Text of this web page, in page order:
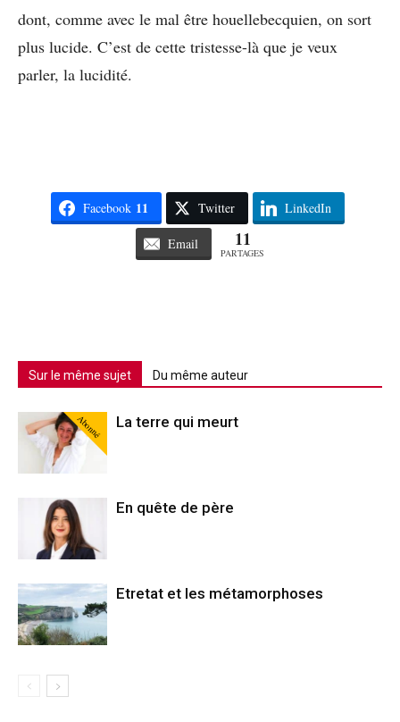
dont, comme avec le mal être houellebecquien, on sort
plus lucide. C’est de cette tristesse-là que je veux
parler, la lucidité.
Facebook 11 Twitter LinkedIn
Email 11
PARTAGES
Sur le même sujet Du même auteur
Abonné La terre qui meurt
En quête de père
Etretat et les métamorphoses